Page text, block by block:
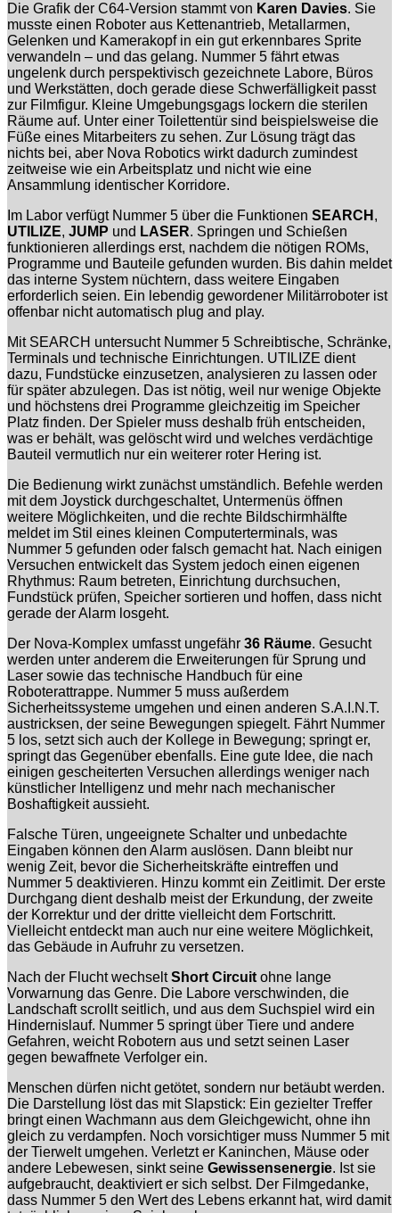
Die Grafik der C64-Version stammt von Karen Davies. Sie
musste einen Roboter aus Kettenantrieb, Metallarmen,
Gelenken und Kamerakopf in ein gut erkennbares Sprite
verwandeln – und das gelang. Nummer 5 fährt etwas
ungelenk durch perspektivisch gezeichnete Labore, Büros
und Werkstätten, doch gerade diese Schwerfälligkeit passt
zur Filmfigur. Kleine Umgebungsgags lockern die sterilen
Räume auf. Unter einer Toilettentür sind beispielsweise die
Füße eines Mitarbeiters zu sehen. Zur Lösung trägt das
nichts bei, aber Nova Robotics wirkt dadurch zumindest
zeitweise wie ein Arbeitsplatz und nicht wie eine
Ansammlung identischer Korridore.
Im Labor verfügt Nummer 5 über die Funktionen SEARCH ,
UTILIZE, JUMP und LASER. Springen und Schießen
funktionieren allerdings erst, nachdem die nötigen ROMs,
Programme und Bauteile gefunden wurden. Bis dahin meldet
das interne System nüchtern, dass weitere Eingaben
erforderlich seien. Ein lebendig gewordener Militärroboter ist
offenbar nicht automatisch plug and play.
Mit SEARCH untersucht Nummer 5 Schreibtische, Schränke,
Terminals und technische Einrichtungen. UTILIZE dient
dazu, Fundstücke einzusetzen, analysieren zu lassen oder
für später abzulegen. Das ist nötig, weil nur wenige Objekte
und höchstens drei Programme gleichzeitig im Speicher
Platz finden. Der Spieler muss deshalb früh entscheiden,
was er behält, was gelöscht wird und welches verdächtige
Bauteil vermutlich nur ein weiterer roter Hering ist.
Die Bedienung wirkt zunächst umständlich. Befehle werden
mit dem Joystick durchgeschaltet, Untermenüs öffnen
weitere Möglichkeiten, und die rechte Bildschirmhälfte
meldet im Stil eines kleinen Computerterminals, was
Nummer 5 gefunden oder falsch gemacht hat. Nach einigen
Versuchen entwickelt das System jedoch einen eigenen
Rhythmus: Raum betreten, Einrichtung durchsuchen,
Fundstück prüfen, Speicher sortieren und hoffen, dass nicht
gerade der Alarm losgeht.
Der Nova-Komplex umfasst ungefähr 36 Räume. Gesucht
werden unter anderem die Erweiterungen für Sprung und
Laser sowie das technische Handbuch für eine
Roboterattrappe. Nummer 5 muss außerdem
Sicherheitssysteme umgehen und einen anderen S.A.I.N.T.
austricksen, der seine Bewegungen spiegelt. Fährt Nummer
5 los, setzt sich auch der Kollege in Bewegung; springt er,
springt das Gegenüber ebenfalls. Eine gute Idee, die nach
einigen gescheiterten Versuchen allerdings weniger nach
künstlicher Intelligenz und mehr nach mechanischer
Boshaftigkeit aussieht.
Falsche Türen, ungeeignete Schalter und unbedachte
Eingaben können den Alarm auslösen. Dann bleibt nur
wenig Zeit, bevor die Sicherheitskräfte eintreffen und
Nummer 5 deaktivieren. Hinzu kommt ein Zeitlimit. Der erste
Durchgang dient deshalb meist der Erkundung, der zweite
der Korrektur und der dritte vielleicht dem Fortschritt.
Vielleicht entdeckt man auch nur eine weitere Möglichkeit,
das Gebäude in Aufruhr zu versetzen.
Nach der Flucht wechseltShort Circuit ohne lange
Vorwarnung das Genre. Die Labore verschwinden, die
Landschaft scrollt seitlich, und aus dem Suchspiel wird ein
Hindernislauf. Nummer 5 springt über Tiere und andere
Gefahren, weicht Robotern aus und setzt seinen Laser
gegen bewaffnete Verfolger ein.
Menschen dürfen nicht getötet, sondern nur betäubt werden.
Die Darstellung löst das mit Slapstick: Ein gezielter Treffer
bringt einen Wachmann aus dem Gleichgewicht, ohne ihn
gleich zu verdampfen. Noch vorsichtiger muss Nummer 5 mit
der Tierwelt umgehen. Verletzt er Kaninchen, Mäuse oder
andere Lebewesen, sinkt seine Gewissensenergie. Ist sie
aufgebraucht, deaktiviert er sich selbst. Der Filmgedanke,
dass Nummer 5 den Wert des Lebens erkannt hat, wird damit